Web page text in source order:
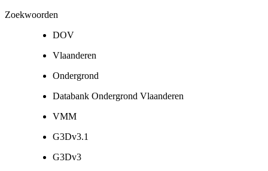
Zoekwoorden
DOV
Vlaanderen
Ondergrond
Databank Ondergrond Vlaanderen
VMM
G3Dv3.1
G3Dv3